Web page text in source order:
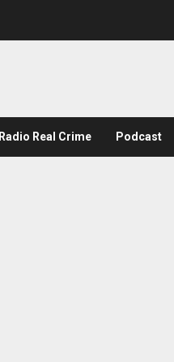
Radio Real Crime Podcast